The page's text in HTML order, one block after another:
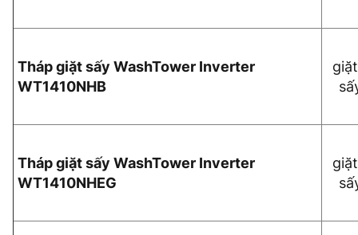
Tháp giặt sấy WashTower Inverter
WT1410NHB
Tháp giặt sấy WashTower Inverter
WT1410NHEG